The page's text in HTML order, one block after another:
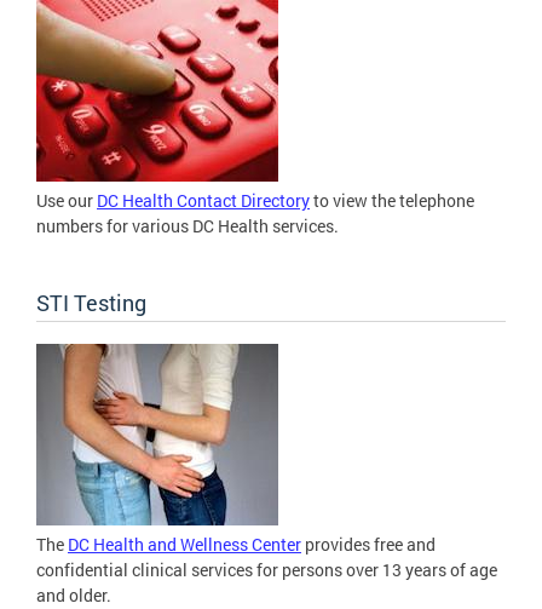
Use our DC Health Contact Directoryto view the telephone
numbers for various DC Health services.
STI Testing
The DC Health and Wellness Center provides free and
confidential clinical services for persons over 13 years of age
and older.